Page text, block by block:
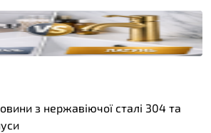
з нержавіючої сталі 304 та